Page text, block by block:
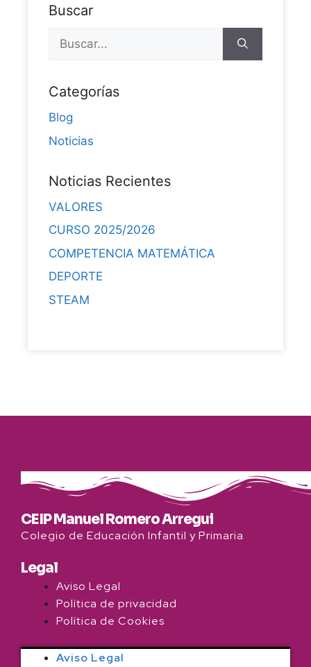
Buscar
Categorías
Blog
Noticias
Noticias Recientes
VALORES
CURSO 2025/2026
COMPETENCIA MATEMÁTICA
DEPORTE
STEAM
CEIP Manuel Romero Arregui
Colegio de Educación Infantil y Primaria
Legal
Aviso Legal
Política de privacidad
Política de Cookies
Aviso Legal